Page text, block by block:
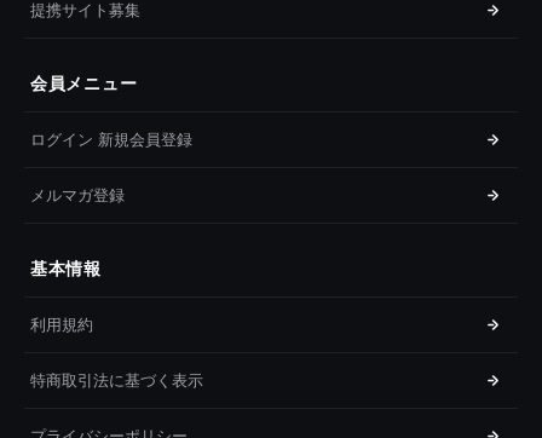
提携サイト募集
会員メニュー
ログイン 新規会員登録
メルマガ登録
基本情報
利用規約
特商取引法に基づく表示